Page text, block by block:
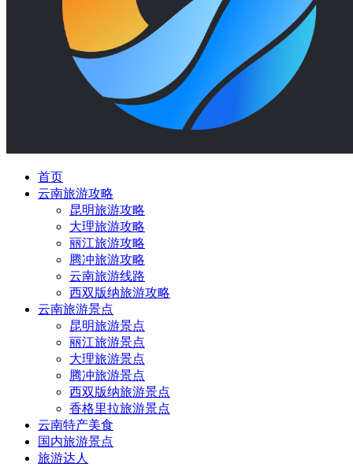
首页
云南旅游攻略
昆明旅游攻略
大理旅游攻略
丽江旅游攻略
腾冲旅游攻略
云南旅游线路
西双版纳旅游攻略
云南旅游景点
昆明旅游景点
丽江旅游景点
大理旅游景点
腾冲旅游景点
西双版纳旅游景点
香格里拉旅游景点
云南特产美食
国内旅游景点
旅游达人